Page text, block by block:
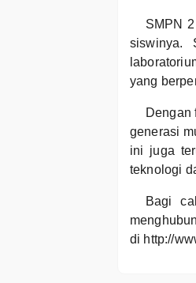
SMPN
siswinya.
yang
Dengan
generasi
ini juga
teknologi
Bagi
di http://